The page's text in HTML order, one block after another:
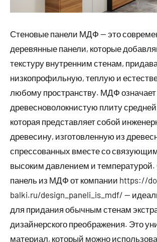
Стеновые панели МДФ — это
деревянные панели, которые
текстуру внутренним стенам,
низкопрофильную, теплую и
любому пространству. МДФ означает
древесноволокнистую плиту
которая представляет собой
древесину, изготовленную из
спрессованных вместе со
высоким давлением и температурой.
панель из МДФ от компании https://
balki.ru/design_paneli_is_mdf/ —
для придания обычным стенам
дизайнерского преображения. Это
материал, который можно